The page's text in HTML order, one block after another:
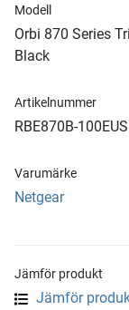
Modell
Orbi 870 Series
Black
Artikelnummer
RBE870B-100EUS
Varumärke
Netgear
Jämför produkt
Jämför